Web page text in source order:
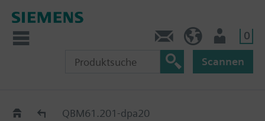
0
Scannen
Old2NewQBM61.201-dpa20